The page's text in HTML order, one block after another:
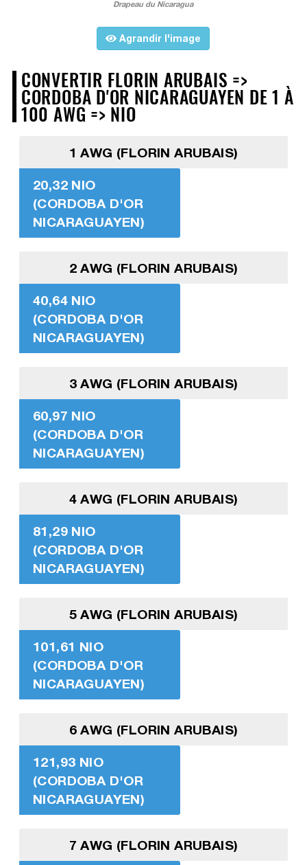
Drapeau du Nicaragua
Agrandir l'image
CONVERTIR FLORIN ARUBAIS =>
CORDOBA D'OR NICARAGUAYEN DE 1 À
100 AWG => NIO
1 AWG (FLORIN ARUBAIS)
20,32 NIO
(CORDOBA D'OR
NICARAGUAYEN)
2 AWG (FLORIN ARUBAIS)
40,64 NIO
(CORDOBA D'OR
NICARAGUAYEN)
3 AWG (FLORIN ARUBAIS)
60,97 NIO
(CORDOBA D'OR
NICARAGUAYEN)
4 AWG (FLORIN ARUBAIS)
81,29 NIO
(CORDOBA D'OR
NICARAGUAYEN)
5 AWG (FLORIN ARUBAIS)
101,61 NIO
(CORDOBA D'OR
NICARAGUAYEN)
6 AWG (FLORIN ARUBAIS)
121,93 NIO
(CORDOBA D'OR
NICARAGUAYEN)
7 AWG (FLORIN ARUBAIS)